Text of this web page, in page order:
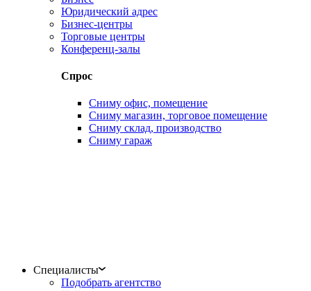
Юридический адрес
Бизнес-центры
Торговые центры
Конференц-залы
Спрос
Сниму офис, помещение
Сниму магазин, торговое помещение
Сниму склад, производство
Сниму гараж
Специалисты
Подобрать агентство